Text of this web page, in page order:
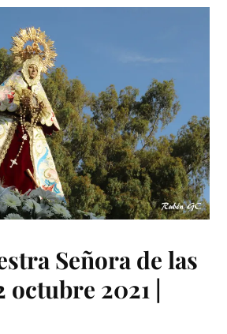
Señora de las
octubre 2021 |